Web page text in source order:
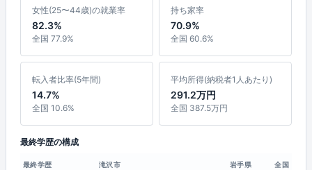
女性(25〜44歳)の就業率
82.3%
全国 77.9%
持ち家率
70.9%
全国 60.6%
転入者比率(5年間)
14.7%
全国 10.6%
平均所得(納税者1人あたり)
291.2万円
全国 387.5万円
最終学歴の構成
最終学歴 滝沢市 岩手県 全国